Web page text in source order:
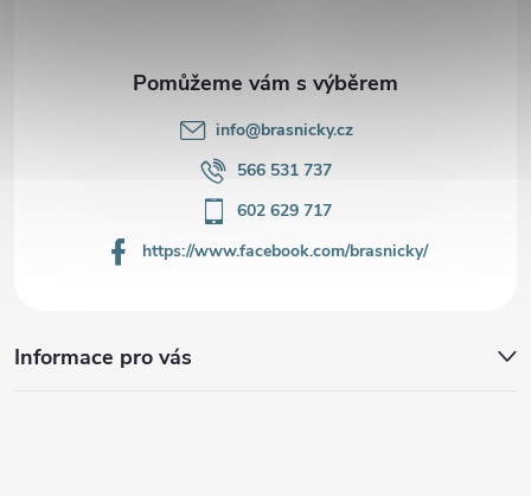
info@brasnicky.cz
566 531 737
602 629 717
https://www.facebook.com/brasnicky/
Informace pro vás